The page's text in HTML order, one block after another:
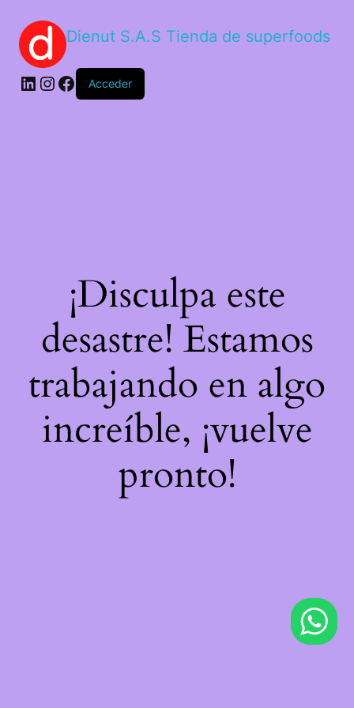
Dienut S.A.S Tienda de superfoods
Acceder
¡Disculpa este
desastre! Estamos
trabajando en algo
increíble, ¡vuelve
pronto!